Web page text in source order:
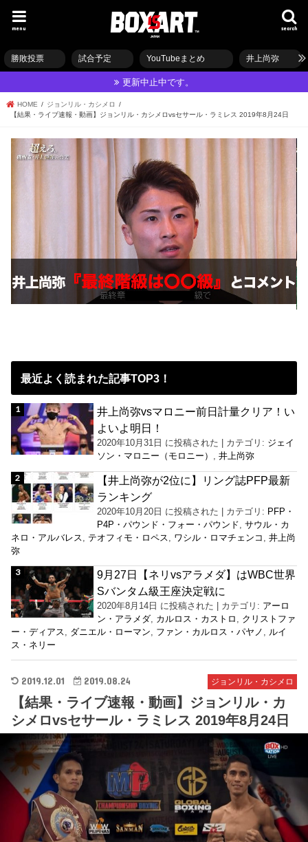
search
menu
勝敗投票 試合予定 YouTubeまとめ 井上尚弥
更新中止中です。
HOME
ジョンリル・カシメロ
【結果・ライブ速報・動画】ジョンリル・カシメロvsセサール・ラミレス 2019年8月24日
最近よく読まれた記事TOP3！
井上尚弥vsマロニー前日計量クリア！い
よいよ明日！
2020年10月31日 に投稿された カテゴリ: ジェイ
ソン・マロニー（モロニー） ,井上尚弥
【井上尚弥が2位に】リング誌PFP最新
ランキング
2020年10月20日 に投稿された | カテゴリ: PFP・
P4P・パウンド・フォー・パウンド ,サウル・カ
ネロ・アルバレス
テオフィモ・ロペス ワシル・ロマチェンコ ,井上尚
弥
9月27日【ネリvsアラメダ】はWBC世界
Sバンタム級王座決定戦に
2020年8月14日 に投稿された カテゴリ: アーロ
ン・アラメダ カルロス・カストロ
クリストファ
ー・ディアス
ダニエル・ローマン ファン・カルロス・パヤノ
ルイ
ス・ネリー
ジョンリル・カシメロ
2019.12.01 2019.08.24
【結果・ライブ速報・動画】ジョンリル・カ
シメロvsセサール・ラミレス 2019年8月24日